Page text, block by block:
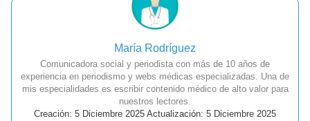
María Rodríguez
Comunicadora social y periodista con más de 10 años de
experiencia en periodismo y webs médicas especializadas. Una de
mis especialidades es escribir contenido médico de alto valor para
nuestros lectores.
Creación: 5 Diciembre 2025 Actualización: 5 Diciembre 2025